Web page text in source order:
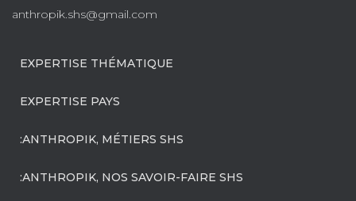
anthropik.shs@gmail.com
EXPERTISE THÉMATIQUE
EXPERTISE PAYS
:ANTHROPIK, MÉTIERS SHS
:ANTHROPIK, NOS SAVOIR-FAIRE SHS